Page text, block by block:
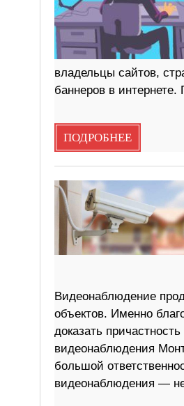
владельцы сайтов,
баннеров в
ПОДРОБНЕЕ
Видеонаблюдение
объектов. Именно
доказать
видеонаблюдения
большой
видеонаблюдения —